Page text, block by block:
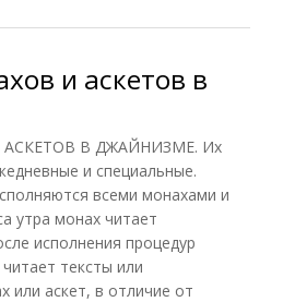
и аскетов в
В ДЖАЙНИЗМЕ. Их
и специальные.
всеми монахами и
утра монах читает
исполнения процедур
тексты или
или аскет, в отличие от